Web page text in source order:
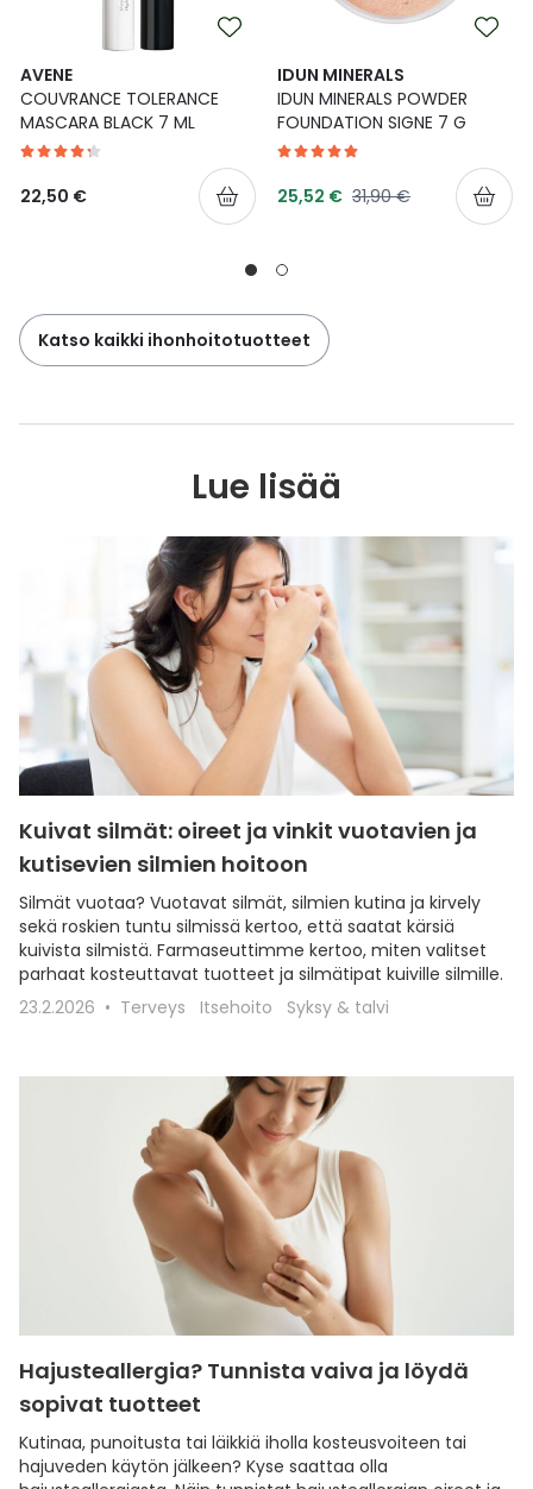
AVENE
COUVRANCE TOLERANCE
MASCARA BLACK 7 ML
22,50 €
IDUN MINERALS
IDUN MINERALS POWDER
FOUNDATION SIGNE 7 G
Tarjoushinta
25,52 € Normaalihinta
31,90 €
Katso kaikki ihonhoitotuotteet
Lue lisää
Kuivat silmät: oireet ja vinkit vuotavien ja
kutisevien silmien hoitoon
Silmät vuotaa? Vuotavat silmät, silmien kutina ja kirvely
sekä roskien tuntu silmissä kertoo, että saatat kärsiä
kuivista silmistä. Farmaseuttimme kertoo, miten valitset
parhaat kosteuttavat tuotteet ja silmätipat kuiville silmille.
23.2.2026
Terveys Itsehoito Syksy & talvi
Hajusteallergia? Tunnista vaiva ja löydä
sopivat tuotteet
Kutinaa, punoitusta tai läikkiä iholla kosteusvoiteen tai
hajuveden käytön jälkeen? Kyse saattaa olla